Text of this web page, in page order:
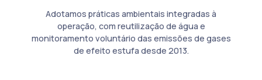
Adotamos práticas ambientais integradas à
operação, com reutilização de água e
monitoramento voluntário das emissões de gases
de efeito estufa desde 2013.